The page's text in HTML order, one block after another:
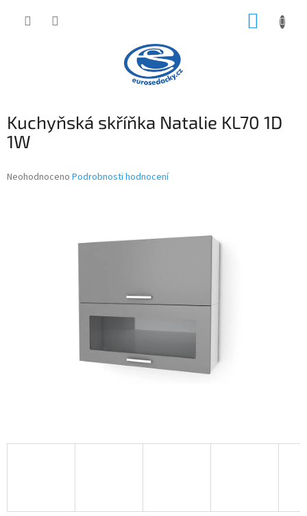
Kuchyňská skříňka Natalie KL70 1D
1W
Průměrné
Neohodnoceno Podrobnosti hodnocení